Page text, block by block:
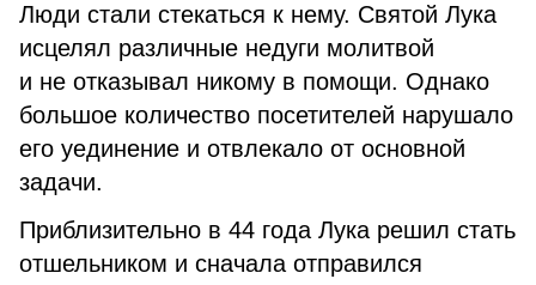
Люди стали стекаться к нему. Святой Лука
исцелял различные недуги молитвой
и не отказывал никому в помощи. Однако
большое количество посетителей нарушало
его уединение и отвлекало от основной
задачи.
Приблизительно в 44 года Лука решил стать
отшельником и сначала отправился